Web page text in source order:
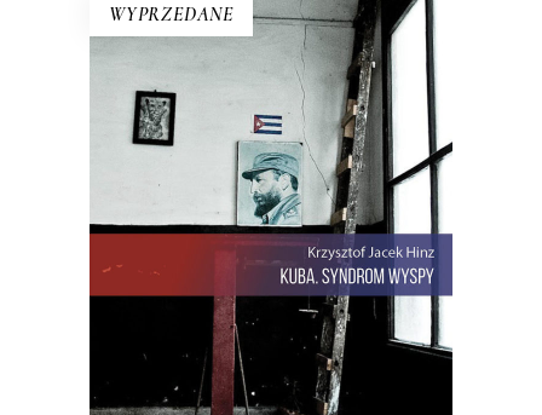
WYPRZEDANE
KUBA. SYNDROM WYSPY
Rewolucja i dysydenci, Kubanki
walczące o podpaski i Kubańczycy,
którzy obrażają rewolucję szortami i
sandałami. Jest tu dawna świetność
Hawany, są prosięta hodowane w
wannach i jest krowa – bohaterka
rewolucji.
44.00 zł 22.00zł